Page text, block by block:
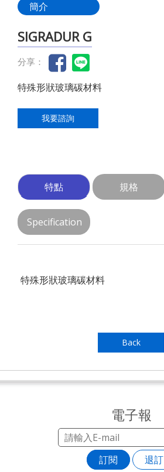
簡介
SIGRADUR G
分享：
特殊形狀玻璃碳材料
我要諮詢
特點 規格
Specification
特殊形狀玻璃碳材料
Back
電子報
訂閱 退訂